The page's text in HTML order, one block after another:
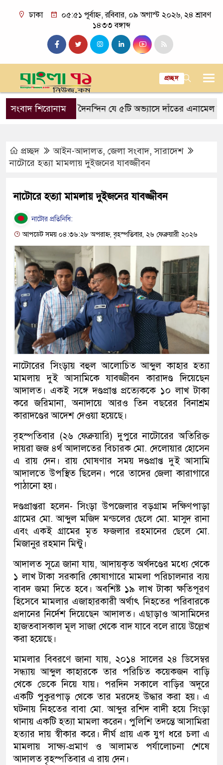
ঢাকা
০৫:৫১ পূর্বাহ্ন, রবিবার, ০৯ অগাস্ট ২০২৬, ২৪ শ্রাবণ
১৪৩৩ বঙ্গাব্দ
প্রচ্ছদ
সংবাদ শিরোনাম
আসে দৈনন্দিন যে ৫টি অভ্যাসে দাঁতের এনামেল ক্ষয় হয়
প্রচ্ছদ আইন-আদালত, জেলা সংবাদ,সারাদেশ
নাটোরে হত্যা মামলায় দুইজনের যাবজ্জীবন
নাটোরে হত্যা মামলায় দুইজনের যাবজ্জীবন
নাটোর প্রতিনিধি:
আপডেট সময় ০৪:৩৬:২৮ অপরাহ্ন, বৃহস্পতিবার, ২৬ ফেব্রুয়ারী ২০২৬
নাটোরের সিংড়ায় বহুল আলোচিত আব্দুল কাহার হত্যা
মামলায় দুই আসামিকে যাবজ্জীবন কারাদণ্ড দিয়েছেন
আদালত। একই সঙ্গে দণ্ডপ্রাপ্ত প্রত্যেককে ১০ লাখ টাকা
করে জরিমানা, অনাদায়ে আরও তিন বছরের বিনাশ্রম
কারাদণ্ডের আদেশ দেওয়া হয়েছে।
বৃহস্পতিবার (২৬ ফেব্রুয়ারি) দুপুরে নাটোরের অতিরিক্ত
দায়রা জজ ৪র্থ আদালতের বিচারক মো. দেলোয়ার হোসেন
এ রায় দেন। রায় ঘোষণার সময় দণ্ডপ্রাপ্ত দুই আসামি
আদালতে উপস্থিত ছিলেন। পরে তাদের জেলা কারাগারে
পাঠানো হয়।
দণ্ডপ্রাপ্তরা হলেন- সিংড়া উপজেলার বড়গ্রাম দক্ষিণপাড়া
গ্রামের মো. আব্দুল মজিদ মন্ডলের ছেলে মো. মাসুদ রানা
এবং একই গ্রামের মৃত ফজলার রহমানের ছেলে মো.
মিজানুর রহমান মিন্টু।
আদালত সূত্রে জানা যায়, আদায়কৃত অর্থদণ্ডের মধ্যে থেকে
১ লাখ টাকা সরকারি কোষাগারে মামলা পরিচালনার ব্যয়
বাবদ জমা দিতে হবে। অবশিষ্ট ১৯ লাখ টাকা ক্ষতিপূরণ
হিসেবে মামলার এজাহারকারী অর্থাৎ নিহতের পরিবারকে
প্রদানের নির্দেশ দিয়েছেন আদালত। এছাড়াও আসামিদের
হাজতবাসকাল মূল সাজা থেকে বাদ যাবে বলে রায়ে উল্লেখ
করা হয়েছে।
মামলার বিবরণে জানা যায়, ২০১৪ সালের ২৪ ডিসেম্বর
সন্ধ্যায় আব্দুল কাহারকে তার পরিচিত কয়েকজন বাড়ি
থেকে ডেকে নিয়ে যায়। পরদিন সকালে বাড়ির অদূরে
একটি পুকুরপাড় থেকে তার মরদেহ উদ্ধার করা হয়। এ
ঘটনায় নিহতের বাবা মো. আব্দুর রশিদ বাদী হয়ে সিংড়া
থানায় একটি হত্যা মামলা করেন। পুলিশি তদন্তে আসামিরা
হত্যার দায় স্বীকার করে। দীর্ঘ প্রায় এক যুগ ধরে চলা এ
মামলায় সাক্ষ্য-প্রমাণ ও আলামত পর্যালোচনা শেষে
আদালত বৃহস্পতিবার এ রায় দেন।